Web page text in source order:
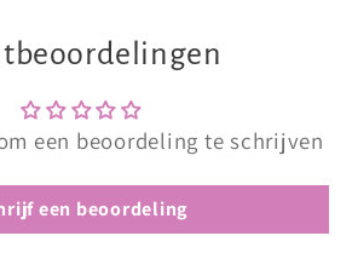
een beoordeling te schrijven
een beoordeling